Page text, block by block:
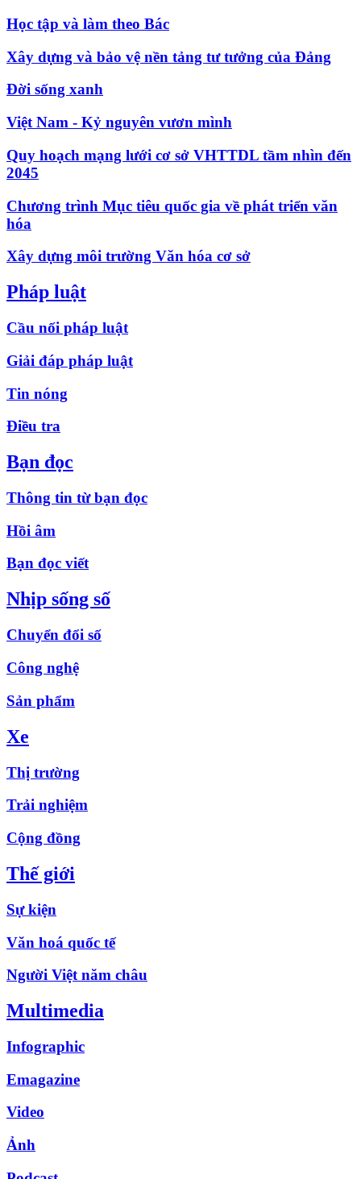
Học tập và làm theo Bác
Xây dựng và bảo vệ nền tảng tư tưởng của Đảng
Đời sống xanh
Việt Nam - Kỷ nguyên vươn mình
Quy hoạch mạng lưới cơ sở VHTTDL tầm nhìn đến
2045
Chương trình Mục tiêu quốc gia về phát triển văn
hóa
Xây dựng môi trường Văn hóa cơ sở
Pháp luật
Cầu nối pháp luật
Giải đáp pháp luật
Tin nóng
Điều tra
Bạn đọc
Thông tin từ bạn đọc
Hồi âm
Bạn đọc viết
Nhịp sống số
Chuyển đổi số
Công nghệ
Sản phẩm
Xe
Thị trường
Trải nghiệm
Cộng đồng
Thế giới
Sự kiện
Văn hoá quốc tế
Người Việt năm châu
Multimedia
Infographic
Emagazine
Video
Ảnh